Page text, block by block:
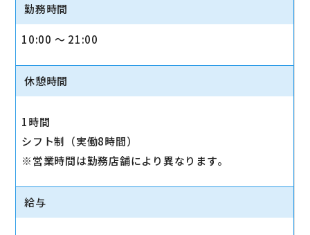
勤務時間
10:00 〜 21:00
休憩時間
1時間
シフト制（実働8時間）
※営業時間は勤務店舗により異なります。
給与